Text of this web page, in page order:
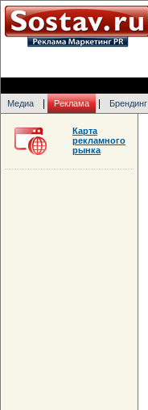
Медиа Реклама Брендинг
Карта
рекламного
рынка